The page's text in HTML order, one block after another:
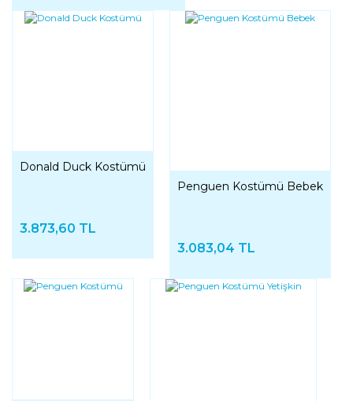
Donald Duck Kostümü
3.873,60 TL
Penguen Kostümü Bebek
3.083,04 TL